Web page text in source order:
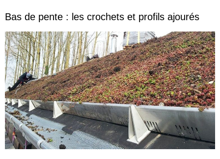
Bas de pente : les crochets et profils ajourés